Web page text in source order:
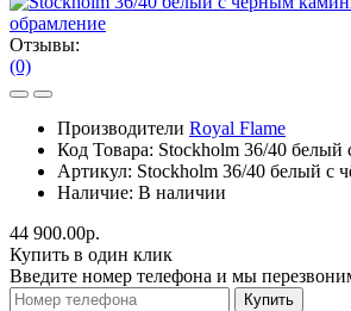
Отзывы:
(0)
Производители Royal Flame
Код Товара: Stockholm 36/40 белый
Артикул: Stockholm 36/40 белый с
Наличие: В наличии
44 900.00р.
Купить в один клик
Введите номер телефона и мы
Купить